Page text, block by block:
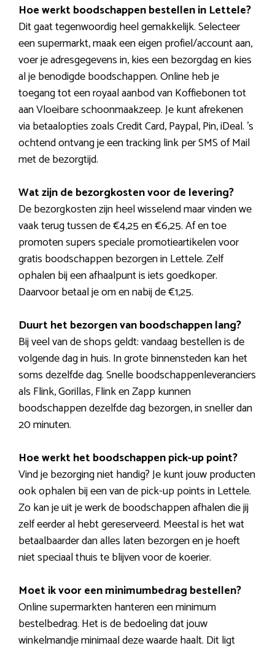
Hoe werkt boodschappen bestellen in Lettele?
Dit gaat tegenwoordig heel gemakkelijk. Selecteer
een supermarkt, maak een eigen profiel/account aan,
voer je adresgegevens in, kies een bezorgdag en kies
al je benodigde boodschappen. Online heb je
toegang tot een royaal aanbod van Koffiebonen tot
aan Vloeibare schoonmaakzeep. Je kunt afrekenen
via betaalopties zoals Credit Card, Paypal, Pin, iDeal. ’s
ochtend ontvang je een tracking link per SMS of Mail
met de bezorgtijd.
Wat zijn de bezorgkosten voor de levering?
De bezorgkosten zijn heel wisselend maar vinden we
vaak terug tussen de €4,25 en €6,25. Af en toe
promoten supers speciale promotieartikelen voor
gratis boodschappen bezorgen in Lettele. Zelf
ophalen bij een afhaalpunt is iets goedkoper.
Daarvoor betaal je om en nabij de €1,25.
Duurt het bezorgen van boodschappen lang?
Bij veel van de shops geldt: vandaag bestellen is de
volgende dag in huis. In grote binnensteden kan het
soms dezelfde dag. Snelle boodschappenleveranciers
als Flink, Gorillas, Flink en Zapp kunnen
boodschappen dezelfde dag bezorgen, in sneller dan
20 minuten.
Hoe werkt het boodschappen pick-up point?
Vind je bezorging niet handig? Je kunt jouw producten
ook ophalen bij een van de pick-up points in Lettele.
Zo kan je uit je werk de boodschappen afhalen die jij
zelf eerder al hebt gereserveerd. Meestal is het wat
betaalbaarder dan alles laten bezorgen en je hoeft
niet speciaal thuis te blijven voor de koerier.
Moet ik voor een minimumbedrag bestellen?
Online supermarkten hanteren een minimum
bestelbedrag. Het is de bedoeling dat jouw
winkelmandje minimaal deze waarde haalt. Dit ligt